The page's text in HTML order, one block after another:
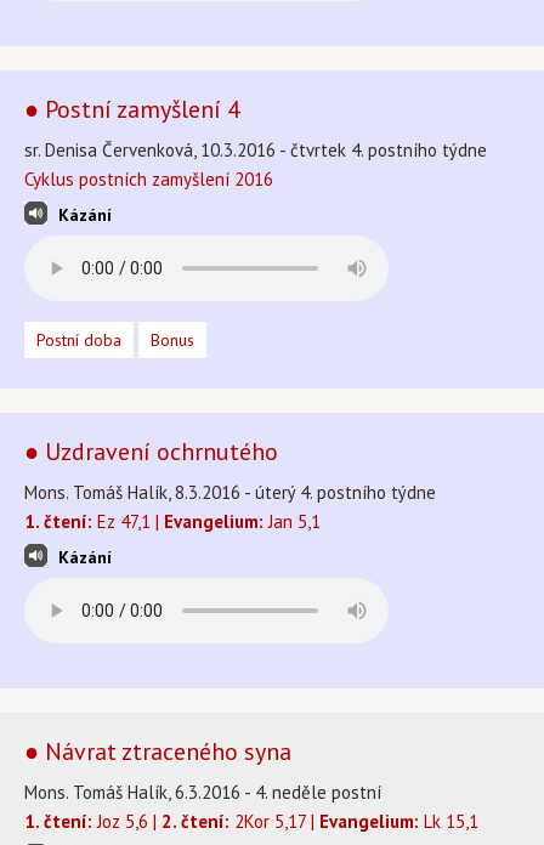
● Postní zamyšlení 4
sr. Denisa Červenková, 10.3.2016 - čtvrtek 4. postního týdne
Cyklus postních zamyšlení 2016
Kázání
Postní doba Bonus
● Uzdravení ochrnutého
Mons. Tomáš Halík, 8.3.2016 - úterý 4. postního týdne
1. čtení: Ez 47,1 | Evangelium: Jan 5,1
Kázání
● Návrat ztraceného syna
Mons. Tomáš Halík, 6.3.2016 - 4. neděle postní
1. čtení: Joz 5,6 | 2. čtení: 2Kor 5,17 | Evangelium: Lk 15,1